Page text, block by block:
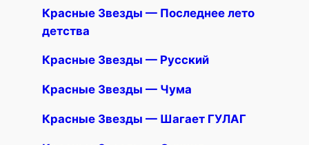
Красные Звезды — Последнее лето
детства
Красные Звезды — Русский
Красные Звезды — Чума
Красные Звезды — Шагает ГУЛАГ